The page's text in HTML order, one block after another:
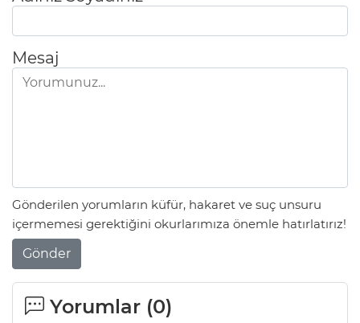
Mesaj
Gönderilen yorumların küfür, hakaret ve suç unsuru
içermemesi gerektiğini okurlarımıza önemle hatırlatırız!
Gönder
Yorumlar (0)